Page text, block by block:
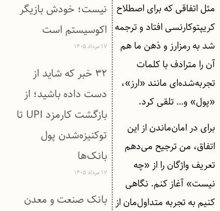
مثل اتفاقی که برای اصطلاح
کریپتوکارنسی افتاد و ترجمه
شد به رمزارز و ذهن ما هم
آن را مترادف با کلمات
تجربه‌شده‌ای مانند «ارز»،
«پول» و… تلقی کرد.
برای در امان‌ماندن از این
اتفاق، من ترجیح می‌دهم
تعریف واژگان را از «چه
نیست» آغاز ‌کنم. نگاهی
کنیم به تجربه‌ متداول‌مان از
نیست؛ خودش بازیگر
اکوسیستم است
۱۷ مرداد ۱۴۰۵
۳۲ خبر که شاید از
دست داده باشید؛ از
بازگشت کارمزد UPI تا
توکنیزه‌شدن پول
بانک‌ها
۱۷ مرداد ۱۴۰۵
بانک صنعت و معدن